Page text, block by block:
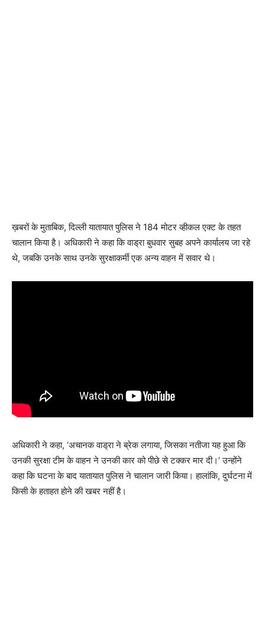
ख़बरों के मुताबिक, दिल्ली यातायात पुलिस ने 184 मोटर व्हीकल एक्ट के तहत
चालान किया है। अधिकारी ने कहा कि वाड्रा बुधवार सुबह अपने कार्यालय जा रहे
थे, जबकि उनके साथ उनके सुरक्षाकर्मी एक अन्य वाहन में सवार थे।
अधिकारी ने कहा, ‘अचानक वाड्रा ने ब्रेक लगाया, जिसका नतीजा यह हुआ कि
उनकी सुरक्षा टीम के वाहन ने उनकी कार को पीछे से टक्कर मार दी।’ उन्होंने
कहा कि घटना के बाद यातायात पुलिस ने चालान जारी किया। हालांकि, दुर्घटना में
किसी के हताहत होने की खबर नहीं है।